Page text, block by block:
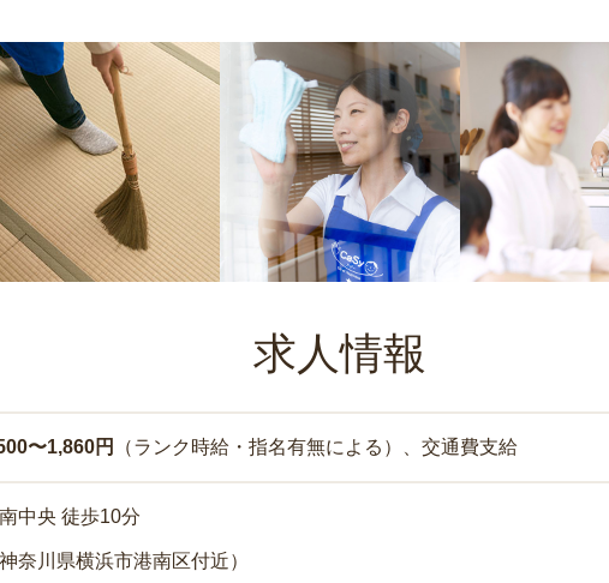
求人情報
〜1,860円 （ランク時給・指名有無による）、交通費支給
中央 徒歩10分
神奈川県横浜市港南区付近）